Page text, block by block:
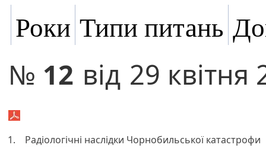
Роки Типи питань
№ 12 від 29 квітня
1. Радіологічні наслідки Чорнобильської катастрофи